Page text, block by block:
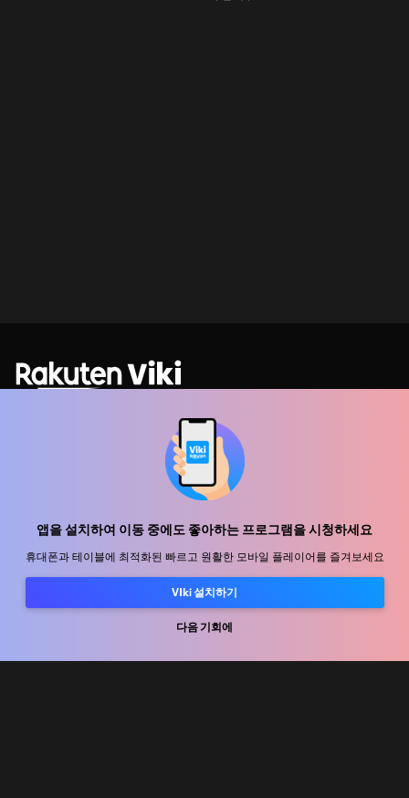
앱을 설치하여 이동 중에도 좋아하는 프로그램을 시청하세요
휴대폰과 테이블에 최적화된 빠르고 원활한 모바일 플레이어를 즐겨보세요
VIki 설치하기
다음 기회에
함께 일할 식구를 모십니다
유통 파트너